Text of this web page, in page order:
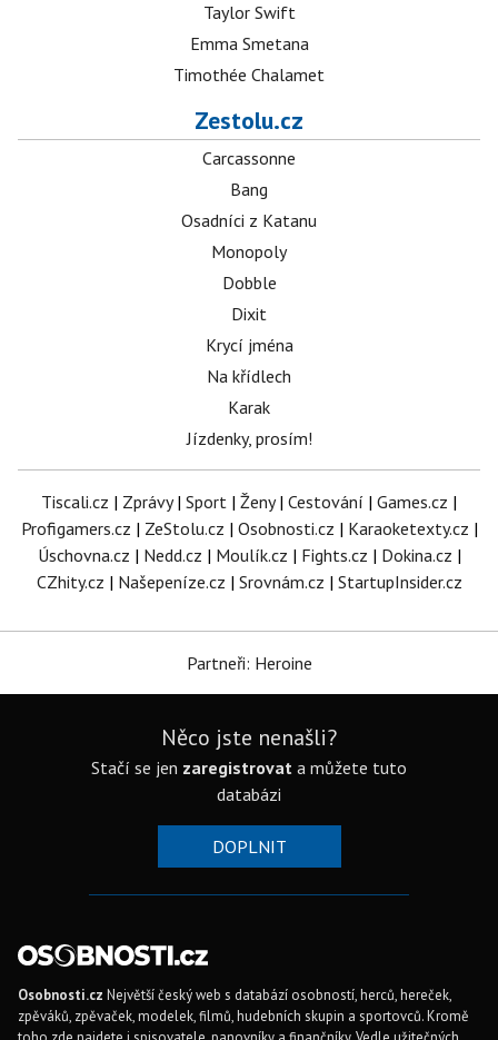
Taylor Swift
Emma Smetana
Timothée Chalamet
Zestolu.cz
Carcassonne
Bang
Osadníci z Katanu
Monopoly
Dobble
Dixit
Krycí jména
Na křídlech
Karak
Jízdenky, prosím!
Tiscali.cz | Zprávy| Sport | Ženy| Cestování | Games.cz |
Profigamers.cz | ZeStolu.cz | Osobnosti.cz | Karaoketexty.cz |
Úschovna.cz | Nedd.cz | Moulík.cz | Fights.cz | Dokina.cz |
CZhity.cz | Našepeníze.cz | Srovnám.cz | StartupInsider.cz
Partneři: Heroine
Něco jste nenašli?
Stačí se jen zaregistrovat a můžete tuto
databázi
DOPLNIT
Osobnosti.cz Největší český web s databází osobností, herců, hereček,
zpěváků, zpěvaček, modelek, filmů, hudebních skupin a sportovců. Kromě